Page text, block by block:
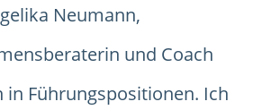
Neumann,
und Coach
in Führungspositionen. Ich